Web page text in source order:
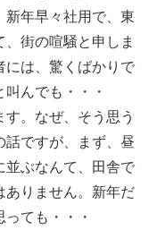
新年早々社用で、東
街の喧騒と申しま
には、驚くばかりで
んでも・・・
。なぜ、そう思う
話ですが、まず、昼
並ぶなんて、田舎で
ありません。新年だ
ても・・・